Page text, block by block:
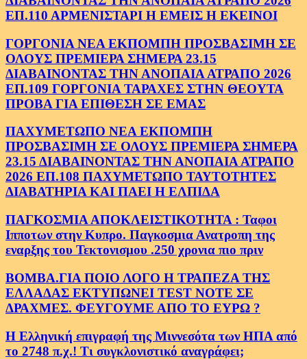
ΕΠ.110 ΑΡΜΕΝΙΣΤΑΡΙ Η ΕΜΕΙΣ Η ΕΚΕΙΝΟΙ
ΓΟΡΓΟΝΙΑ ΝΕΑ ΕΚΠΟΜΠΗ ΠΡΟΣΒΑΣΙΜΗ ΣΕ
ΟΛΟΥΣ ΠΡΕΜΙΕΡΑ ΣΗΜΕΡΑ 23.15
ΔΙΑΒΑΙΝΟΝΤΑΣ ΤΗΝ ΑΝΟΠΑΙΑ ΑΤΡΑΠΟ 2026
ΕΠ.109 ΓΟΡΓΟΝΙΑ ΤΑΡΑΧΕΣ ΣΤΗΝ ΘΕΟΥΤΑ
ΠΡΟΒΑ ΓΙΑ ΕΠΙΘΕΣΗ ΣΕ ΕΜΑΣ
ΠΑΧΥΜΕΤΩΠΟ ΝΕΑ ΕΚΠΟΜΠΗ
ΠΡΟΣΒΑΣΙΜΗ ΣΕ ΟΛΟΥΣ ΠΡΕΜΙΕΡΑ ΣΗΜΕΡΑ
23.15 ΔΙΑΒΑΙΝΟΝΤΑΣ ΤΗΝ ΑΝΟΠΑΙΑ ΑΤΡΑΠΟ
2026 ΕΠ.108 ΠΑΧΥΜΕΤΩΠΟ ΤΑΥΤΟΤΗΤΕΣ
ΔΙΑΒΑΤΗΡΙΑ ΚΑΙ ΠΑΕΙ Η ΕΛΠΙΔΑ
ΠΑΓΚΟΣΜΙΑ ΑΠΟΚΛΕΙΣΤΙΚΟΤΗΤΑ : Ταφοι
Ιπποτων στην Κυπρο. Παγκοσμια Ανατροπη της
εναρξης του Τεκτονισμου .250 χρονια πιο πριν
ΒΟΜΒΑ.ΓΙΑ ΠΟΙΟ ΛΟΓΟ Η ΤΡΑΠΕΖΑ ΤΗΣ
ΕΛΛΑΔΑΣ ΕΚΤΥΠΩΝΕΙ TEST NOTE ΣΕ
ΔΡΑΧΜΕΣ. ΦΕΥΓΟΥΜΕ ΑΠΟ ΤΟ ΕΥΡΩ ?
Η Ελληνική επιγραφή της Μιννεσότα των ΗΠΑ από
το 2748 π.χ.! Τι συγκλονιστικό αναγράφει;